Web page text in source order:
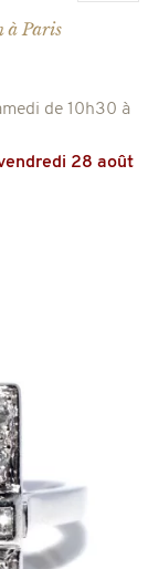
de 10h30 à
28 août